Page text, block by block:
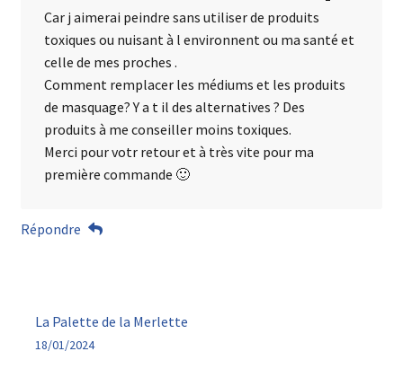
Car j aimerai peindre sans utiliser de produits
toxiques ou nuisant à l environnent ou ma santé et
celle de mes proches .
Comment remplacer les médiums et les produits
de masquage? Y a t il des alternatives ? Des
produits à me conseiller moins toxiques.
Merci pour votr retour et à très vite pour ma
première commande 🙂
Répondre
La Palette de la Merlette
18/01/2024